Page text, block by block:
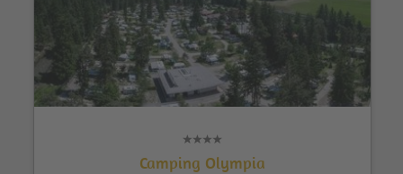
Camping Olympia